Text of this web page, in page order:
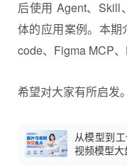
后使用 Agent、Skill
体的应用案例。本
code、Figma MCP
希望对大家有所启发。
从模型到
视频模型大